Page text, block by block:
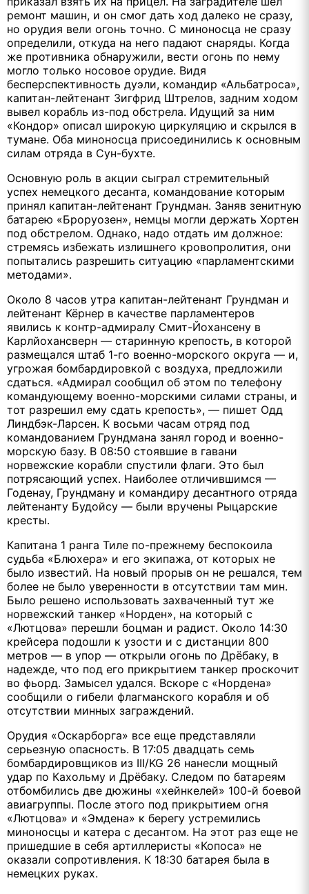
ремонт машин, и он смог дать ход далеко не сразу,
но орудия вели огонь точно. С миноносца не сразу
определили, откуда на него падают снаряды. Когда
же противника обнаружили, вести огонь по нему
могло только носовое орудие. Видя
бесперспективность дуэли, командир «Альбатроса»,
капитан-лейтенант Зигфрид Штрелов, задним ходом
вывел корабль из-под обстрела. Идущий за ним
«Кондор» описал широкую циркуляцию и скрылся в
тумане. Оба миноносца присоединились к основным
силам отряда в Сун-бухте.
Основную роль в акции сыграл стремительный
успех немецкого десанта, командование которым
принял капитан-лейтенант Грундман. Заняв зенитную
батарею «Броруозен», немцы могли держать Хортен
под обстрелом. Однако, надо отдать им должное:
стремясь избежать излишнего кровопролития, они
попытались разрешить ситуацию «парламентскими
методами».
Около 8 часов утра капитан-лейтенант Грундман и
лейтенант Кёрнер в качестве парламентеров
явились к контр-адмиралу Смит-Йохансену в
Карлйохансверн — старинную крепость, в которой
размещался штаб 1-го военно-морского округа — и,
угрожая бомбардировкой с воздуха, предложили
сдаться. «Адмирал сообщил об этом по телефону
командующему военно-морскими силами страны, и
тот разрешил ему сдать крепость», — пишет Одд
Линдбэк-Ларсен. К восьми часам отряд под
командованием Грундмана занял город и военно-
морскую базу. В 08:50 стоявшие в гавани
норвежские корабли спустили флаги. Это был
потрясающий успех. Наиболее отличившимся —
Годенау, Грундману и командиру десантного отряда
лейтенанту Будойсу — были вручены Рыцарские
кресты.
Капитана 1 ранга Тиле по-прежнему беспокоила
судьба «Блюхера» и его экипажа, от которых не
было известий. На новый прорыв он не решался, тем
более не было уверенности в отсутствии там мин.
Было решено использовать захваченный тут же
норвежский танкер «Норден», на который с
«Лютцова» перешли боцман и радист. Около 14:30
крейсера подошли к узости и с дистанции 800
метров — в упор — открыли огонь по Дрёбаку, в
надежде, что под его прикрытием танкер проскочит
во фьорд. Замысел удался. Вскоре с «Нордена»
сообщили о гибели флагманского корабля и об
отсутствии минных заграждений.
Орудия «Оскарборга» все еще представляли
серьезную опасность. В 17:05 двадцать семь
бомбардировщиков из III/KG 26 нанесли мощный
удар по Кахольму и Дрёбаку. Следом по батареям
отбомбились две дюжины «хейнкелей» 100-й боевой
авиагруппы. После этого под прикрытием огня
«Лютцова» и «Эмдена» к берегу устремились
миноносцы и катера с десантом. На этот раз еще не
пришедшие в себя артиллеристы «Копоса» не
оказали сопротивления. К 18:30 батарея была в
немецких руках.